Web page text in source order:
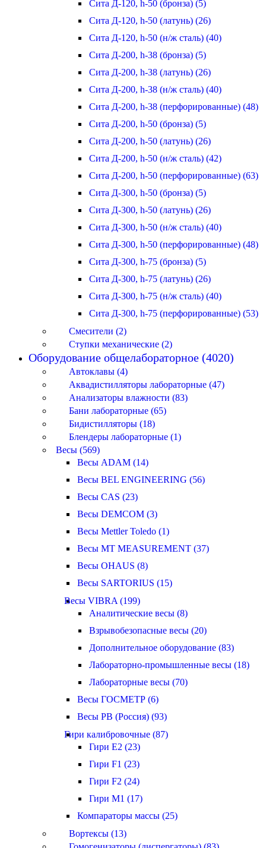
Сита Д-120, h-50 (бронза) (5)
Сита Д-120, h-50 (латунь) (26)
Сита Д-120, h-50 (н/ж сталь) (40)
Сита Д-200, h-38 (бронза) (5)
Сита Д-200, h-38 (латунь) (26)
Сита Д-200, h-38 (н/ж сталь) (40)
Сита Д-200, h-38 (перфорированные) (48)
Сита Д-200, h-50 (бронза) (5)
Сита Д-200, h-50 (латунь) (26)
Сита Д-200, h-50 (н/ж сталь) (42)
Сита Д-200, h-50 (перфорированные) (63)
Сита Д-300, h-50 (бронза) (5)
Сита Д-300, h-50 (латунь) (26)
Сита Д-300, h-50 (н/ж сталь) (40)
Сита Д-300, h-50 (перфорированные) (48)
Сита Д-300, h-75 (бронза) (5)
Сита Д-300, h-75 (латунь) (26)
Сита Д-300, h-75 (н/ж сталь) (40)
Сита Д-300, h-75 (перфорированные) (53)
Смесители (2)
Ступки механические (2)
Оборудование общелабораторное (4020)
Автоклавы (4)
Аквадистилляторы лабораторные (47)
Анализаторы влажности (83)
Бани лабораторные (65)
Бидистилляторы (18)
Блендеры лабораторные (1)
Весы (569)
Весы ADAM (14)
Весы BEL ENGINEERING (56)
Весы CAS (23)
Весы DEMCOM (3)
Весы Mettler Toledo (1)
Весы MT MEASUREMENT (37)
Весы OHAUS (8)
Весы SARTORIUS (15)
Весы VIBRA (199)
Аналитические весы (8)
Взрывобезопасные весы (20)
Дополнительное оборудование (83)
Лабораторно-промышленные весы (18)
Лабораторные весы (70)
Весы ГОСМЕТР (6)
Весы РВ (Россия) (93)
Гири калибровочные (87)
Гири E2 (23)
Гири F1 (23)
Гири F2 (24)
Гири M1 (17)
Компараторы массы (25)
Вортексы (13)